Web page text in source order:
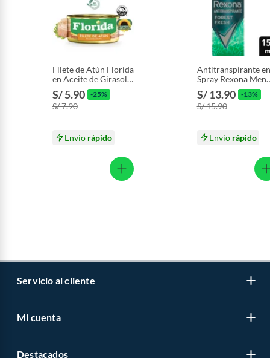
Filete de Atún Florida
en Aceite de Girasol
Lata 140 g
S/ 5.90 -25%
S/ 7.90
Envío rápido
Antitranspirante en
Spray Rexona Men
Forest Envase 150
S/ 13.90 -13%
S/ 15.90
Envío rápido
Servicio al cliente
Libro de reclamaciones
Mi cuenta
Regístrate
Destacados